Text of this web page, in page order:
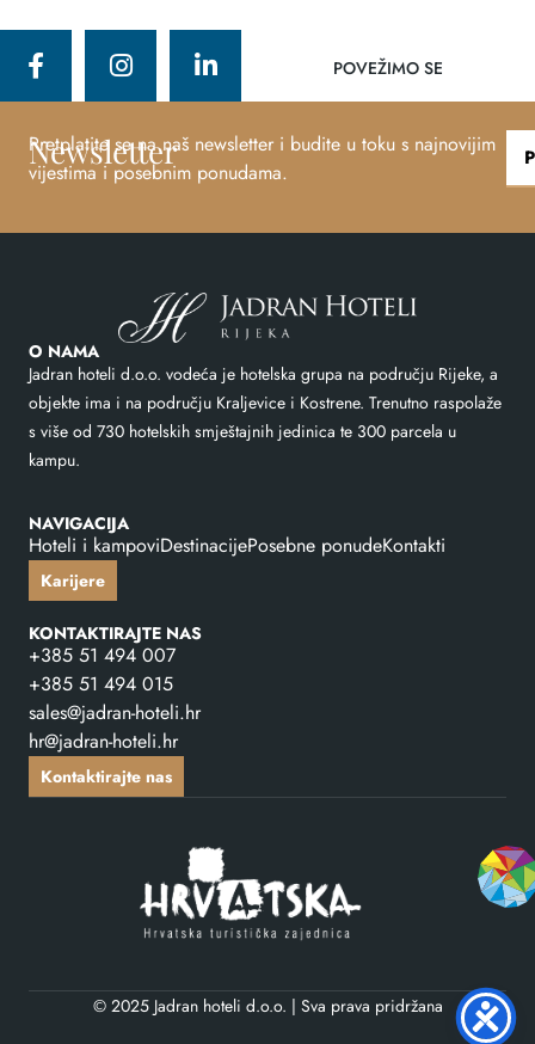
POVEŽIMO SE
Newsletter
Pretplatite se na naš newsletter i budite u toku s najnovijim
vijestima i posebnim ponudama.
O NAMA
Jadran hoteli d.o.o. vodeća je hotelska grupa na području Rijeke, a
objekte ima i na području Kraljevice i Kostrene. Trenutno raspolaže
s više od 730 hotelskih smještajnih jedinica te 300 parcela u
kampu.
NAVIGACIJA
Hoteli i kampoviDestinacijePosebne ponudeKontakti
Karijere
KONTAKTIRAJTE NAS
+385 51 494 007
+385 51 494 015
sales@jadran-hoteli.hr
hr@jadran-hoteli.hr
Kontaktirajte nas
© 2025 Jadran hoteli d.o.o. | Sva prava pridržana